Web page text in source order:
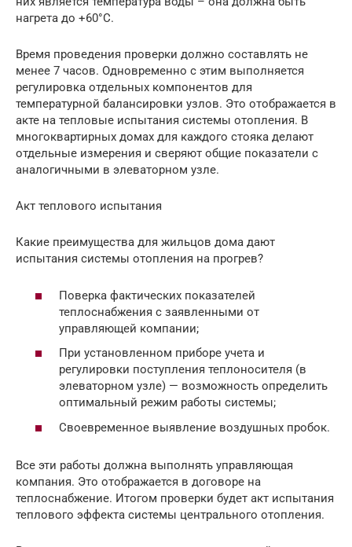
нагрета до +60°С.
Время проведения проверки должно составлять не
менее 7 часов. Одновременно с этим выполняется
регулировка отдельных компонентов для
температурной балансировки узлов. Это отображается в
акте на тепловые испытания системы отопления. В
многоквартирных домах для каждого стояка делают
отдельные измерения и сверяют общие показатели с
аналогичными в элеваторном узле.
Акт теплового испытания
Какие преимущества для жильцов дома дают
испытания системы отопления на прогрев?
Поверка фактических показателей
теплоснабжения с заявленными от
управляющей компании;
При установленном приборе учета и
регулировки поступления теплоносителя (в
элеваторном узле) — возможность определить
оптимальный режим работы системы;
Своевременное выявление воздушных пробок.
Все эти работы должна выполнять управляющая
компания. Это отображается в договоре на
теплоснабжение. Итогом проверки будет акт испытания
теплового эффекта системы центрального отопления.